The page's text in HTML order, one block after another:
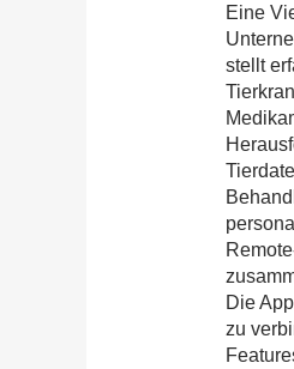
Eine
stellt
Die
zu